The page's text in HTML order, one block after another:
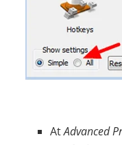
AtAdvanced